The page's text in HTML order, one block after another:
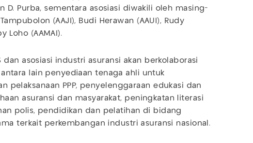
D. Purba, sementara asosiasi diwakili oleh masing-
(AAJI), Budi Herawan (AAUI), Rudy
Loho (AAMAI).
dan asosiasi industri asuransi akan berkolaborasi
lain penyediaan tenaga ahli untuk
pelaksanaan PPP, penyelenggaraan edukasi dan
asuransi dan masyarakat, peningkatan literasi
polis, pendidikan dan pelatihan di bidang
terkait perkembangan industri asuransi nasional.